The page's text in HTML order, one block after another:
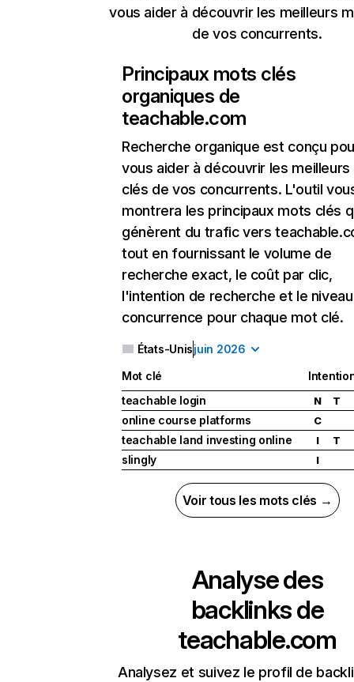
vous aider à découvrir les meilleurs
de vos concurrents.
Principaux mots clés
organiques de
teachable.com
Recherche organique est conçu
vous aider à découvrir les
clés de vos concurrents. L'outil
montrera les principaux mots clés
génèrent du trafic vers
tout en fournissant le volume de
recherche exact, le coût par clic,
l'intention de recherche et le
concurrence pour chaque mot clé.
États-Unisjuin 2026
Mot clé
teachable login
N T
online course platforms C
teachable land investing online I T
slingly I
Voir tous les mots clés →
Analyse des
backlinks de
teachable.com
Analysez et suivez le profil de